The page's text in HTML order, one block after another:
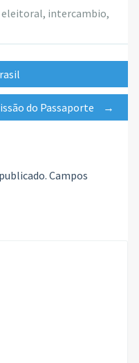
eleitoral, intercambio,
do Passaporte →
Campos